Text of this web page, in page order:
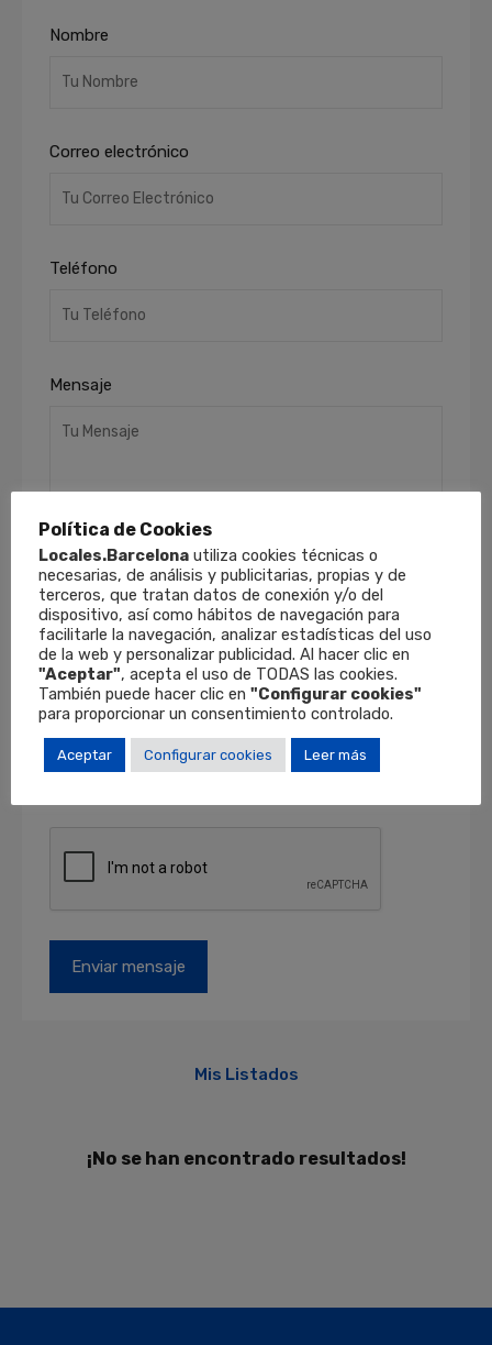
Nombre
Correo electrónico
Teléfono
Mensaje
He leído y acepto laPolítica de Privacidad
Finalidades: Responder a sus solicitudes y
remitirle información comercial de nuestros
productos y servicios, incluso por medios
electrónicos.Derechos: Puede retirar su
consentimiento en cualquier momento, así
como acceder, rectificar y suprimir sus datos y
otros derechos en locales@locales.barcelona.
Más información en el apartado de
Mis Listados
¡No se han encontrado resultados!
Política de Cookies
Locales.Barcelona utiliza cookies técnicas o
necesarias, de análisis y publicitarias, propias y de
terceros, que tratan datos de conexión y/o del
dispositivo, así como hábitos de navegación para
facilitarle la navegación, analizar estadísticas del uso
de la web y personalizar publicidad. Al hacer clic en
"Aceptar", acepta el uso de TODAS las cookies.
También puede hacer clic en "Configurar cookies"
para proporcionar un consentimiento controlado.
Aceptar Configurar cookies Leer más